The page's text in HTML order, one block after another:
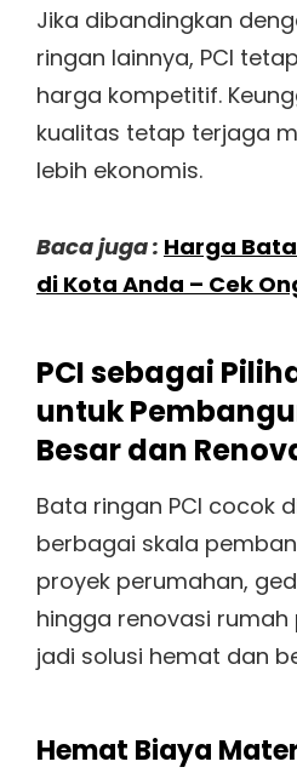
Jika dibandingkan
ringan lainnya, PCI
harga kompetitif.
kualitas tetap terjaga
lebih ekonomis.
Baca juga : Harga
di Kota Anda – Cek
PCI sebagai
untuk
Besar dan
Bata ringan PCI cocok
berbagai skala
proyek perumahan,
hingga renovasi rumah
jadi solusi hemat dan
Hemat Biaya